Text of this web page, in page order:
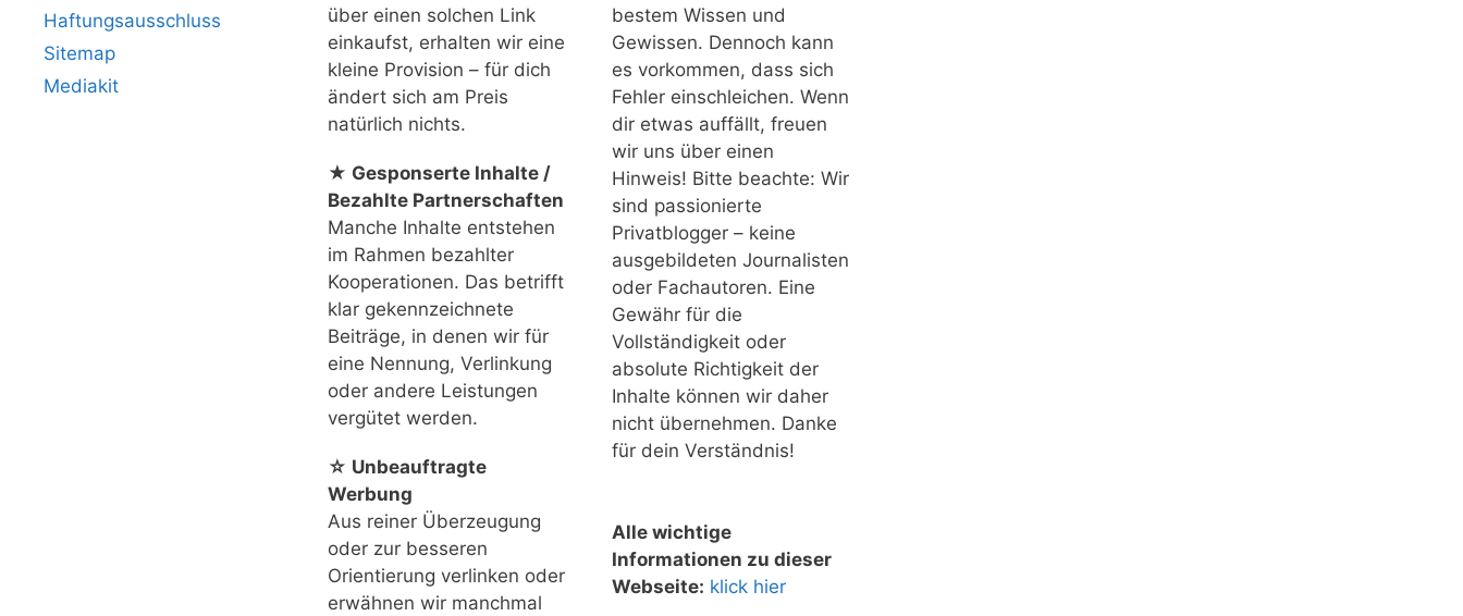
Haftungsausschluss
Sitemap
Mediakit
über einen solchen Link
einkaufst, erhalten wir eine
kleine Provision – für dich
ändert sich am Preis
natürlich nichts.
★ Gesponserte Inhalte /
Bezahlte Partnerschaften
Manche Inhalte entstehen
im Rahmen bezahlter
Kooperationen. Das betrifft
klar gekennzeichnete
Beiträge, in denen wir für
eine Nennung, Verlinkung
oder andere Leistungen
vergütet werden.
☆ Unbeauftragte
Werbung
Aus reiner Überzeugung
oder zur besseren
Orientierung verlinken oder
erwähnen wir manchmal
bestem Wissen und
Gewissen. Dennoch kann
es vorkommen, dass sich
Fehler einschleichen. Wenn
dir etwas auffällt, freuen
wir uns über einen
Hinweis! Bitte beachte: Wir
sind passionierte
Privatblogger – keine
ausgebildeten Journalisten
oder Fachautoren. Eine
Gewähr für die
Vollständigkeit oder
absolute Richtigkeit der
Inhalte können wir daher
nicht übernehmen. Danke
für dein Verständnis!
Alle wichtige
Informationen zu dieser
Webseite: klick hier